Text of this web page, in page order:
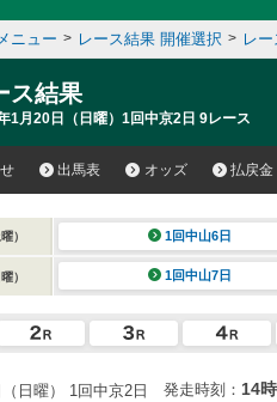
ニュー > レース結果 開催選択 > レ
ス結果
1月20日（日曜）1回中京2日 9レース
出馬表 オッズ 払戻金
） 1回中山6日
） 1回中山7日
日曜） 1回中京2日 発走時刻： 14